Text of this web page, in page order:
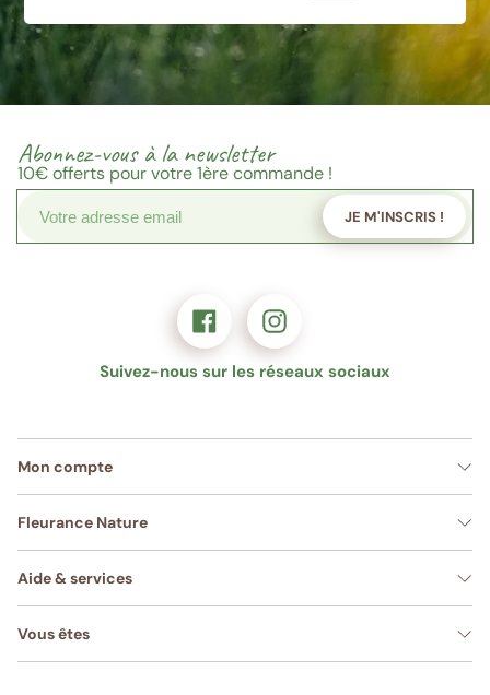
Abonnez-vous à la newsletter
10€offerts pour votre 1ère commande !
JE M'INSCRIS !
Suivez-nous sur les réseaux sociaux
Mon compte
Fleurance Nature
Aide & services
Vous êtes